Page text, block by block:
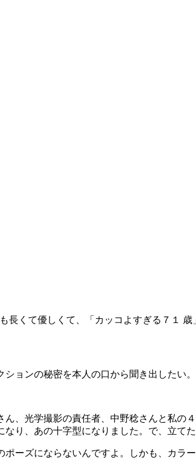
長くて優しくて、「カッコよすぎる７１
ョンの秘密を本人の口から聞き出したい。
、光学撮影の責任者、中野稔さんと私
り、あの十字型になりました。で、立て
ーズにならないんですよ。しかも、カラ